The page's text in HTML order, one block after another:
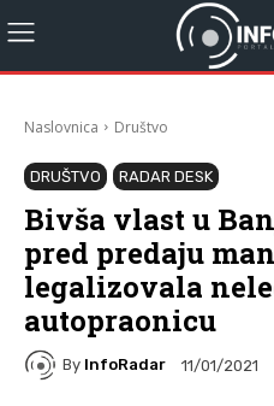
Naslovnica Društvo
DRUŠTVO RADAR DESK
Bivša vlast u
pred predaju
legalizovala
autopraonicu
By InfoRadar 11/01/2021